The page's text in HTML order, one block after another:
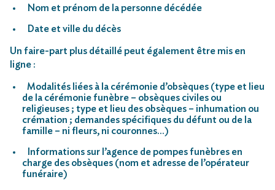
Nom et prénom de la personne décédée
Date et ville du décès
Un faire-part plus détaillé peut également être mis en
ligne :
Modalités liées à la cérémonie d’obsèques (type et lieu
de la cérémonie funèbre – obsèques civiles ou
religieuses ; type et lieu des obsèques – inhumation ou
crémation ; demandes spécifiques du défunt ou de la
famille – ni fleurs, ni couronnes…)
Informations sur l’agence de pompes funèbres en
charge des obsèques (nom et adresse de l’opérateur
funéraire)